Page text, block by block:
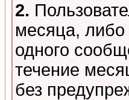
2.
месяца, либо
одного
течение
без